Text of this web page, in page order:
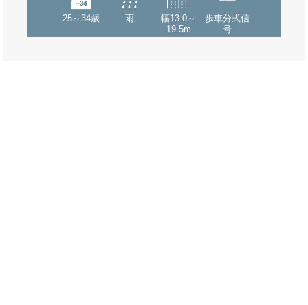
25～34歳 雨
幅13.0～
19.5m
歩車分式信
号